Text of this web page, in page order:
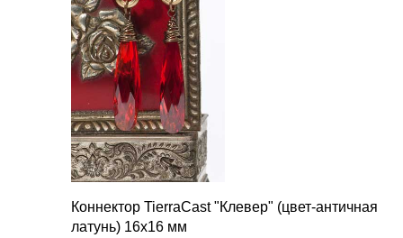
Коннектор TierraCast "Клевер" (цвет-античная
латунь) 16х16 мм